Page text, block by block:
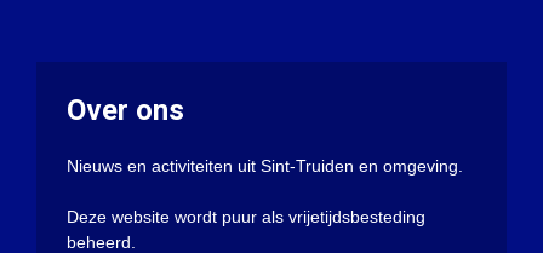
Over ons
Nieuws en activiteiten uit Sint-Truiden en omgeving.
Deze website wordt puur als vrijetijdsbesteding
beheerd.